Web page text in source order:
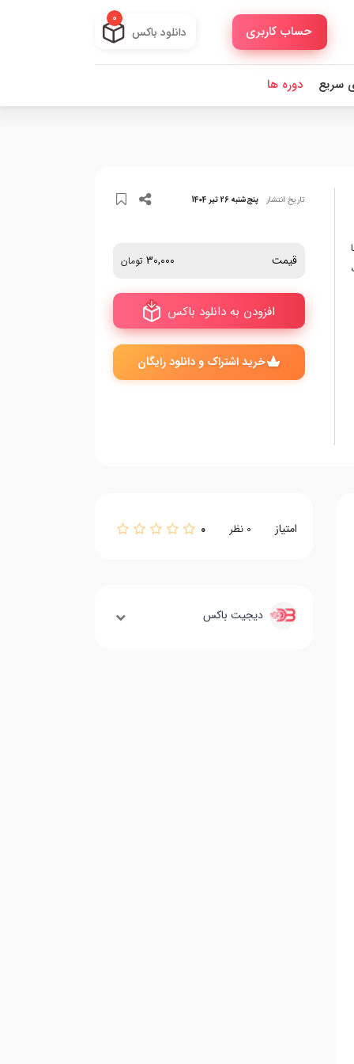
حساب کاربری دانلود باکس
0
سریع دوره ها
تاریخ انتشار پنج‌شنبه 26 تیر 1404
قیمت 30,000 تومان
افزودن به دانلود باکس
خرید اشتراک و دانلود رایگان
امتیاز 0 نظر 0
دیجیت باکس